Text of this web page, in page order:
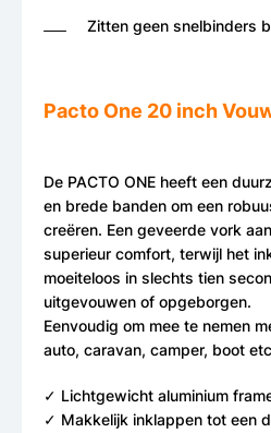
Zitten geen snelbinders
Pacto One 20 inch
De PACTO ONE heeft een
en brede banden om een
creëren. Een geveerde vork
superieur comfort, terwijl het
moeiteloos in slechts tien
uitgevouwen of opgeborgen.
Eenvoudig om mee te nemen
auto, caravan, camper, boot
✓ Lichtgewicht aluminium
✓ Makkelijk inklappen tot een